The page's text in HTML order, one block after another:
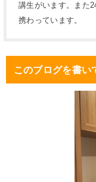
講生がいます。また
携わっています。
このブログを書い